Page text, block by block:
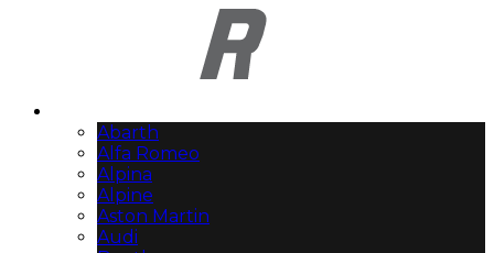
Abarth
Alfa Romeo
Alpina
Alpine
Aston Martin
Audi